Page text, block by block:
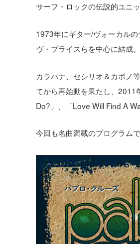
サーフ・ロックの伝説的ユニ
1973年にギター/ヴォーカル
ヴ・プライスらを中心に結成
カラパナ、セシリオ＆カポノ
てから再始動を果たし、2011
Do?」、「Love Will Find A
今回も名曲満載のプログラム